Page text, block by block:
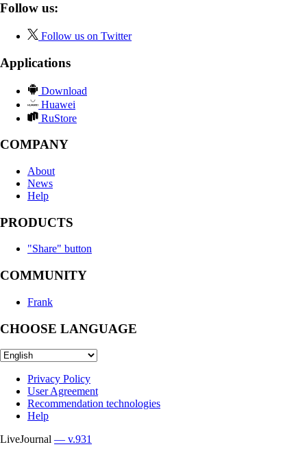
Follow us:
Follow us on Twitter
Applications
Download
Huawei
RuStore
COMPANY
About
News
Help
PRODUCTS
"Share" button
COMMUNITY
Frank
CHOOSE LANGUAGE
Privacy Policy
User Agreement
Recommendation technologies
Help
LiveJournal — v.931